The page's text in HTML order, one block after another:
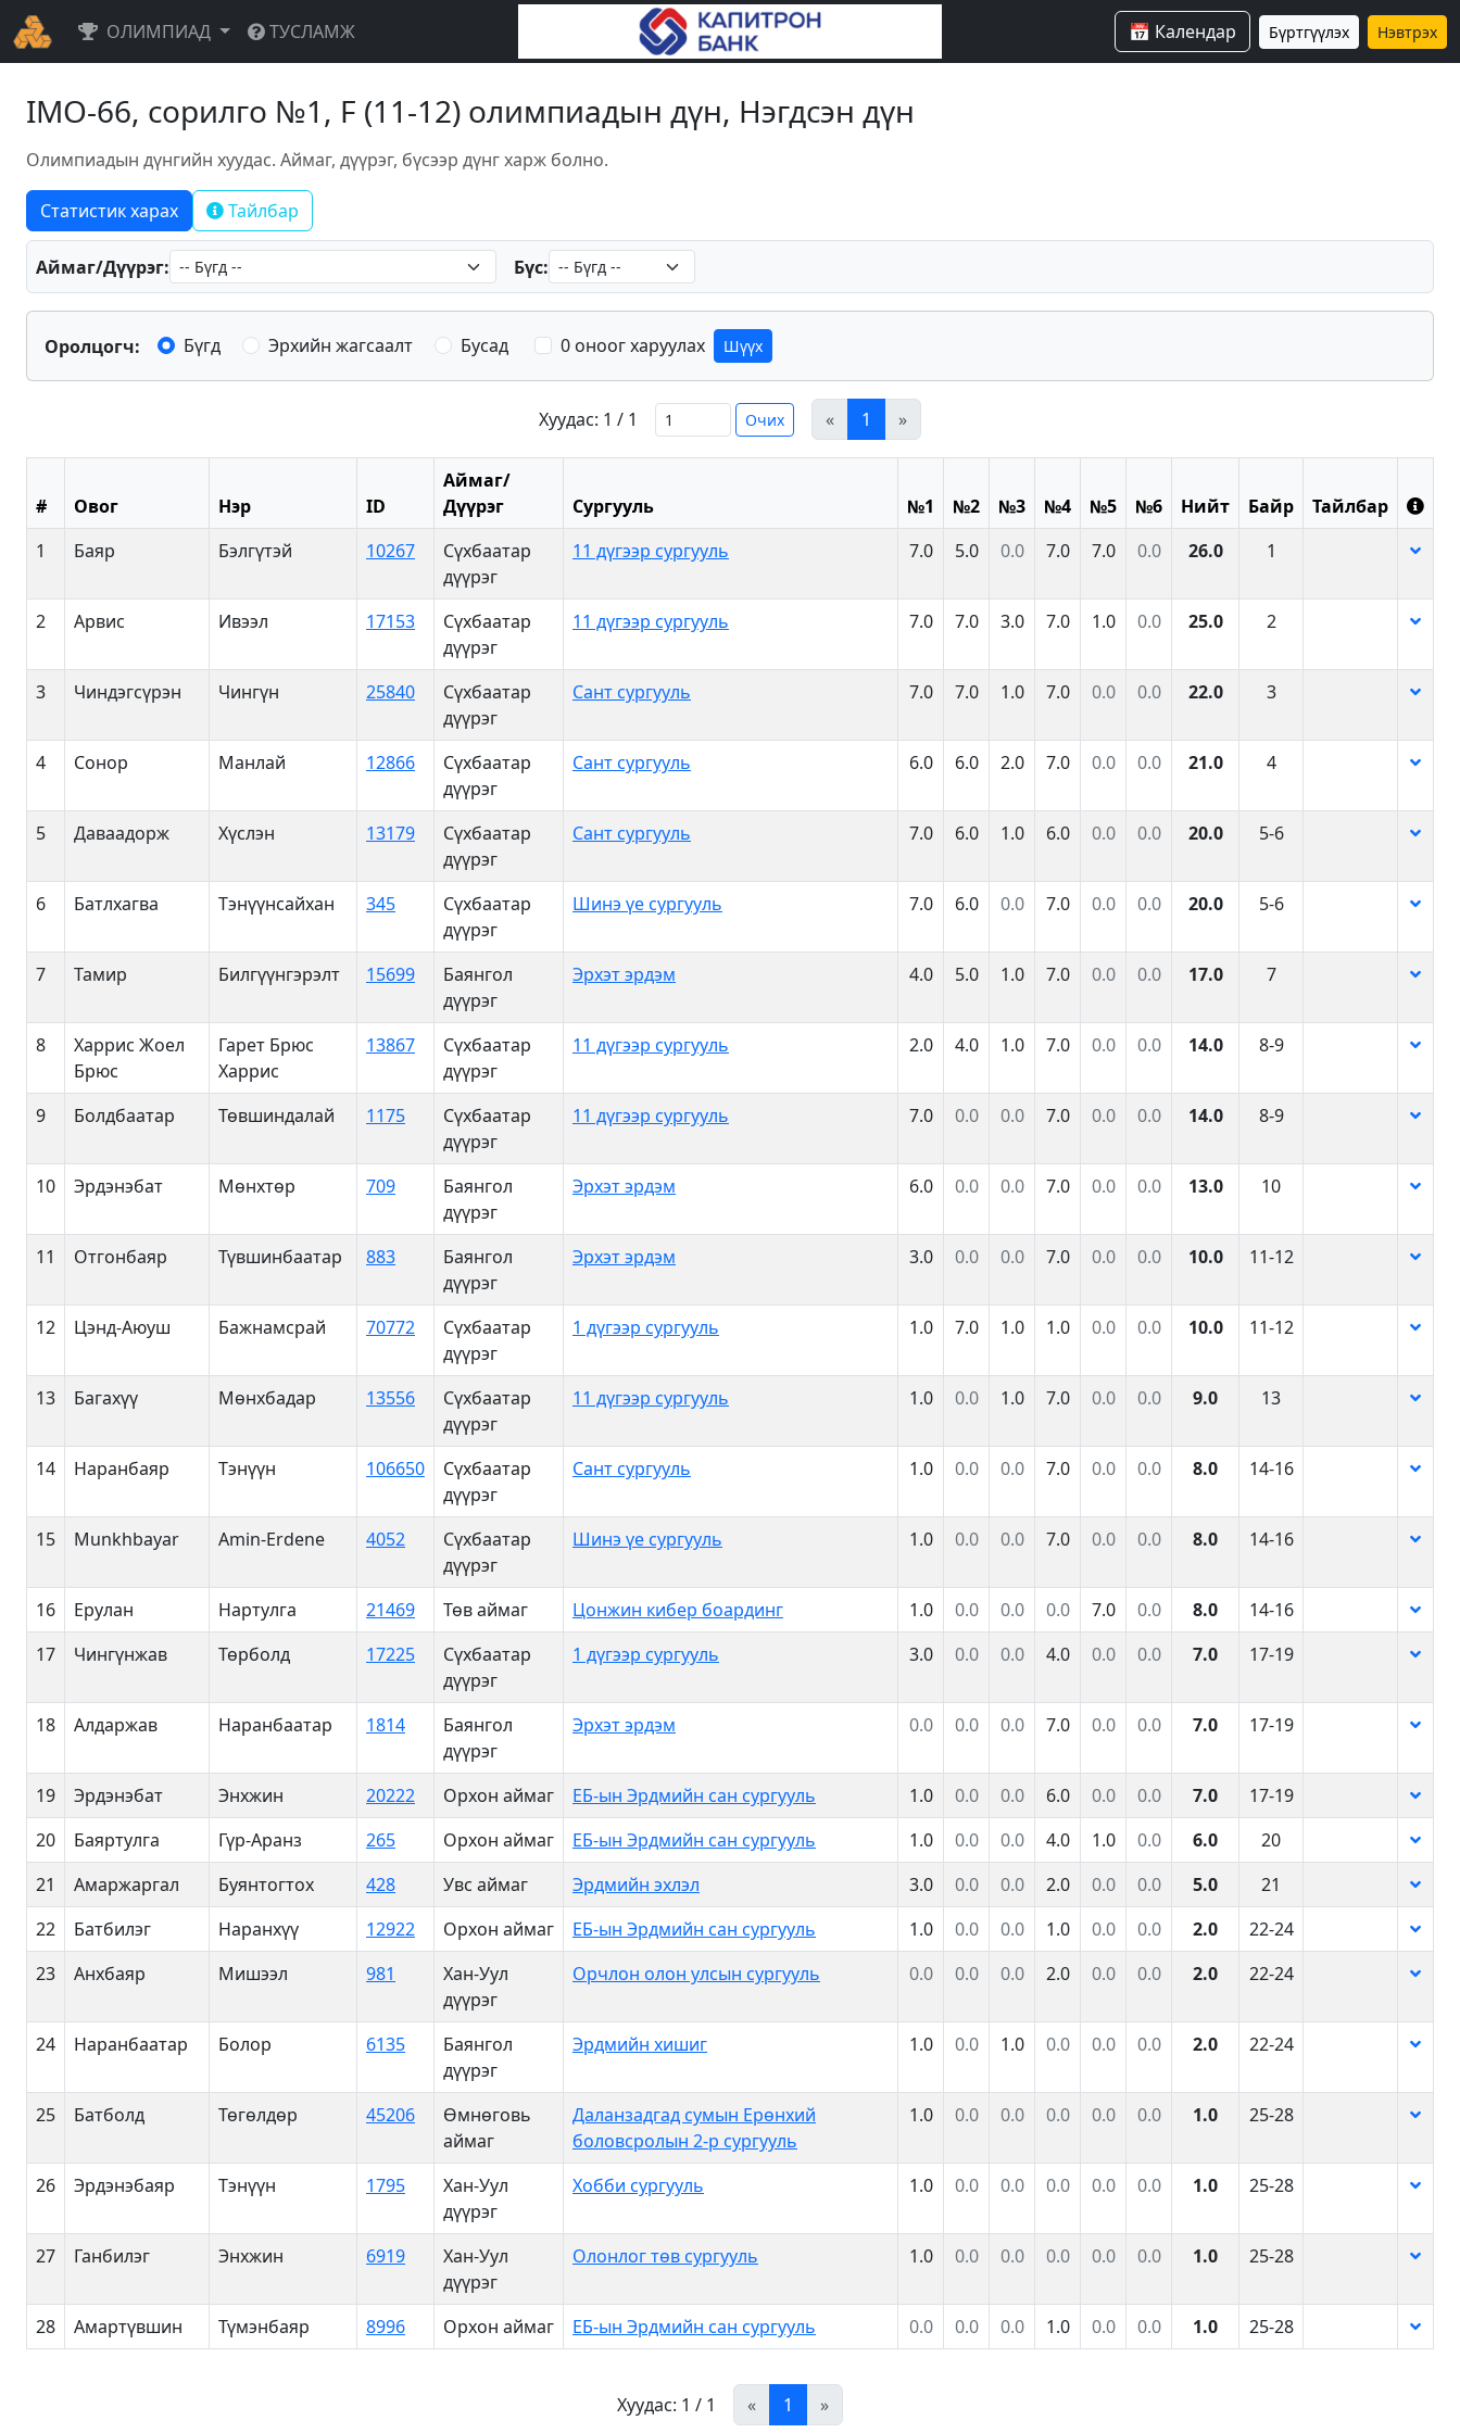
ОЛИМПИАД ТУСЛАМЖ 📅 Календар Бүртгүүлэх Нэвтрэх
IMO-66, сорилго №1, F (11-12) олимпиадын дүн, Нэгдсэн дүн
Олимпиадын дүнгийн хуудас. Аймаг, дүүрэг, бүсээр дүнг харж болно.
Статистик харах Тайлбар
Аймаг/Дүүрэг: Бүс:
Оролцогч: Бүгд Эрхийн жагсаалт Бусад 0 оноог харуулах Шүүх
Хуудас: 1 / 1 Очих « 1 »
# Овог Нэр ID
Аймаг/
Дүүрэг
Сургууль №1 №2 №3 №4 №5 №6 Нийт Байр
Тайлбар
1
Баяр Бэлгүтэй 10267
Сүхбаатар
дүүрэг
11 дүгээр сургууль 7.0 5.0 0.0 7.0 7.0 0.0 26.0 1
2 Арвис Ивээл 17153
Сүхбаатар
дүүрэг
11 дүгээр сургууль 7.0 7.0 3.0 7.0 1.0 0.0 25.0 2
3 Чиндэгсүрэн Чингүн 25840
Сүхбаатар
дүүрэг
Сант сургууль 7.0 7.0 1.0 7.0 0.0 0.0 22.0 3
4 Сонор Манлай 12866
Сүхбаатар
дүүрэг
Сант сургууль 6.0 6.0 2.0 7.0 0.0 0.0 21.0 4
5 Даваадорж Хүслэн 13179
Сүхбаатар
дүүрэг
Сант сургууль 7.0 6.0 1.0 6.0 0.0 0.0 20.0 5-6
6 Батлхагва Тэнүүнсайхан 345
Сүхбаатар
дүүрэг
Шинэ үе сургууль 7.0 6.0 0.0 7.0 0.0 0.0 20.0 5-6
7 Тамир Билгүүнгэрэлт 15699
Баянгол
дүүрэг
Эрхэт эрдэм 4.0 5.0 1.0 7.0 0.0 0.0 17.0 7
8
Харрис Жоел
Брюс
Гарет Брюс
Харрис
13867
Сүхбаатар
дүүрэг
11 дүгээр сургууль 2.0 4.0 1.0 7.0 0.0 0.0 14.0 8-9
9 Болдбаатар Төвшиндалай 1175
Сүхбаатар
дүүрэг
11 дүгээр сургууль 7.0 0.0 0.0 7.0 0.0 0.0 14.0 8-9
10 Эрдэнэбат Мөнхтөр 709
Баянгол
дүүрэг
Эрхэт эрдэм 6.0 0.0 0.0 7.0 0.0 0.0 13.0 10
11 Отгонбаяр Түвшинбаатар 883
Баянгол
дүүрэг
Эрхэт эрдэм 3.0 0.0 0.0 7.0 0.0 0.0 10.0 11-12
12 Цэнд-Аюуш Бажнамсрай 70772
Сүхбаатар
дүүрэг
1 дүгээр сургууль 1.0 7.0 1.0 1.0 0.0 0.0 10.0 11-12
13 Багахүү Мөнхбадар 13556
Сүхбаатар
дүүрэг
11 дүгээр сургууль 1.0 0.0 1.0 7.0 0.0 0.0 9.0 13
14 Наранбаяр Тэнүүн 106650
Сүхбаатар
дүүрэг
Сант сургууль 1.0 0.0 0.0 7.0 0.0 0.0 8.0 14-16
15 Munkhbayar Amin-Erdene 4052
Сүхбаатар
дүүрэг
Шинэ үе сургууль 1.0 0.0 0.0 7.0 0.0 0.0 8.0 14-16
16 Ерулан Нартулга 21469 Төв аймаг Цонжин кибер боардинг 1.0 0.0 0.0 0.0 7.0 0.0 8.0
14-16
17
Чингүнжав Төрболд 17225
Сүхбаатар
дүүрэг
1 дүгээр сургууль 3.0 0.0 0.0 4.0 0.0 0.0 7.0 17-19
18 Алдаржав Наранбаатар 1814
Баянгол
дүүрэг
Эрхэт эрдэм 0.0 0.0 0.0 7.0 0.0 0.0 7.0 17-19
19 Эрдэнэбат Энхжин 20222 Орхон аймаг ЕБ-ын Эрдмийн сан сургууль 1.0 0.0 0.0 6.0 0.0 0.0 7.0
17-19
20
Баяртулга Гүр-Аранз 265 Орхон аймаг ЕБ-ын Эрдмийн сан сургууль 1.0 0.0 0.0 4.0 1.0 0.0 6.0
20
21
Амаржаргал Буянтогтох 428 Увс аймаг Эрдмийн эхлэл 3.0 0.0 0.0 2.0 0.0 0.0 5.0
21
22
Батбилэг Наранхүү 12922 Орхон аймаг ЕБ-ын Эрдмийн сан сургууль 1.0 0.0 0.0 1.0 0.0 0.0 2.0
22-24
23
Анхбаяр Мишээл 981
Хан-Уул
дүүрэг
Орчлон олон улсын сургууль 0.0 0.0 0.0 2.0 0.0 0.0 2.0 22-24
24 Наранбаатар Болор 6135
Баянгол
дүүрэг
Эрдмийн хишиг 1.0 0.0 1.0 0.0 0.0 0.0 2.0 22-24
25 Батболд Төгөлдөр 45206
Өмнөговь
аймаг
Даланзадгад сумын Ерөнхий
боловсролын 2-р сургууль
1.0 0.0 0.0 0.0 0.0 0.0 1.0 25-28
26 Эрдэнэбаяр Тэнүүн 1795
Хан-Уул
дүүрэг
Хобби сургууль 1.0 0.0 0.0 0.0 0.0 0.0 1.0 25-28
27 Ганбилэг Энхжин 6919
Хан-Уул
дүүрэг
Олонлог төв сургууль 1.0 0.0 0.0 0.0 0.0 0.0 1.0 25-28
28 Амартүвшин Түмэнбаяр 8996 Орхон аймаг ЕБ-ын Эрдмийн сан сургууль 0.0 0.0 0.0 1.0 0.0 0.0 1.0 25-28
Хуудас: 1 / 1 « 1 »